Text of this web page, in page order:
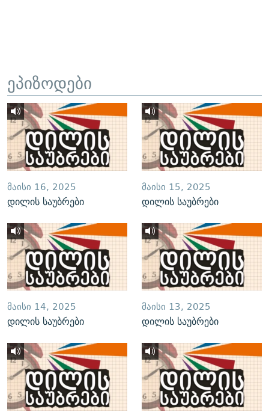
ეპიზოდები
ᲛᲐᲘᲡᲘ 16, 2025
დილის საუბრები
ᲛᲐᲘᲡᲘ 15, 2025
დილის საუბრები
ᲛᲐᲘᲡᲘ 14, 2025
დილის საუბრები
ᲛᲐᲘᲡᲘ 13, 2025
დილის საუბრები